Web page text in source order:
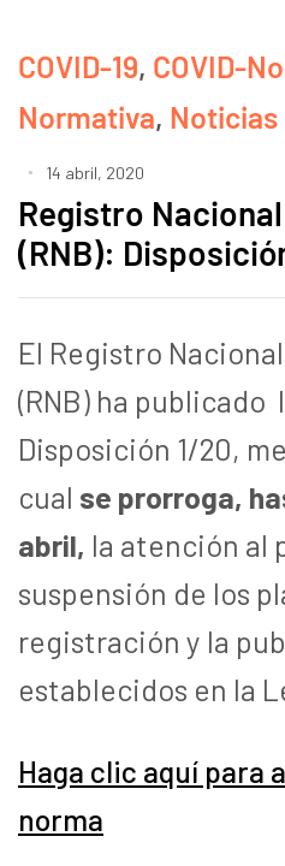
COVID-19, COVID-
Normativa, Noticias
14 abril, 2020
Registro
(RNB):
El Registro
(RNB) ha publicado
Disposición 1/20,
cual se prorroga,
abril, la atención al
suspensión de los
registración y la
establecidos en la
Haga clic aquí para
norma